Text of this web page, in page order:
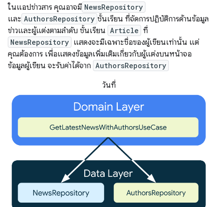
ในแอปข่าวสาร คุณอาจมี NewsRepository
และ AuthorsRepository ชั้นเรียน ที่จัดการปฏิบัติการด้านข้อมูล
ข่าวและผู้แต่งตามลำดับ ชั้นเรียน Article ที่
NewsRepository แสดงจะมีเฉพาะชื่อของผู้เขียนเท่านั้น แต่
คุณต้องการ เพื่อแสดงข้อมูลเพิ่มเติมเกี่ยวกับผู้แต่งบนหน้าจอ
ข้อมูลผู้เขียน จะรับค่าได้จาก AuthorsRepository
วันที่